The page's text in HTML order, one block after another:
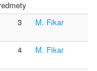
3 M. Fikar
4 M. Fikar